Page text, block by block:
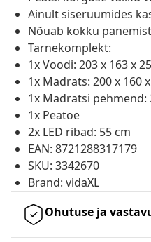
Ainult siseruumides
Nõuab kokku
Tarnekomplekt:
1x Voodi: 203 x 163 x
1x Madrats: 200 x 160
1x Madratsi pehmend:
1x Peatoe
2x LED ribad: 55 cm
EAN: 8721288317179
SKU: 3342670
Brand: vidaXL
Ohutuse ja